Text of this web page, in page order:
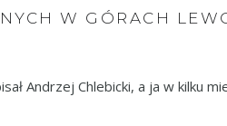
W GÓRACH
Andrzej Chlebicki, a ja w kilku